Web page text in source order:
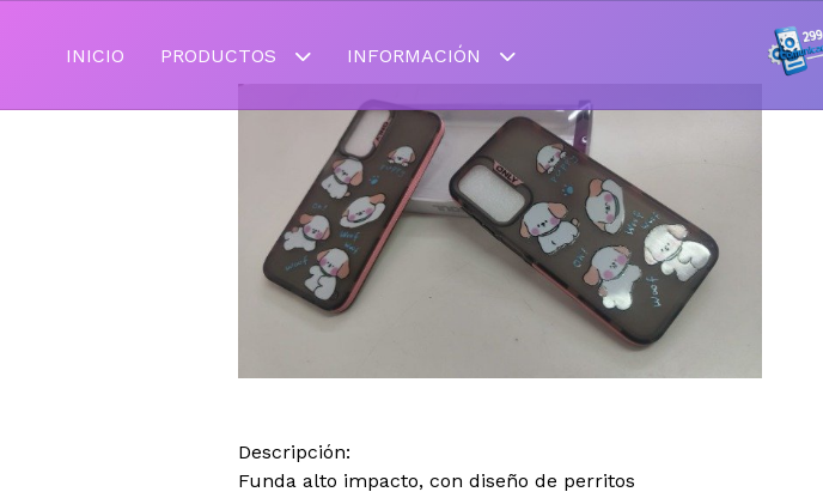
INICIO PRODUCTOS INFORMACIÓN
Descripción:
Funda alto impacto, con diseño de perritos